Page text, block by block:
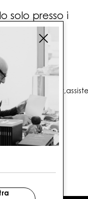
solo presso i
(RM)